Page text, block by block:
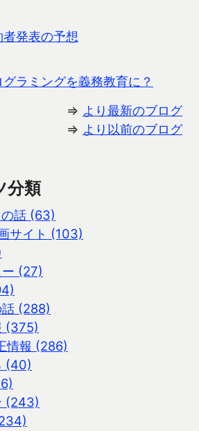
発表の予想
ラミングを義務教育に？
⇒ より最新のブログ
⇒ より以前のブログ
分類
話 (63)
サイト (103)
(27)
話 (288)
(375)
情報 (286)
(40)
(243)